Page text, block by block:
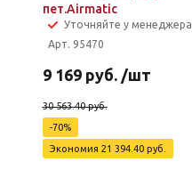
пет.Airmatic
Уточняйте у менеджера
Арт. 95470
9 169руб. /шт
30 563.40руб.
-70%
Экономия 21 394.40руб.